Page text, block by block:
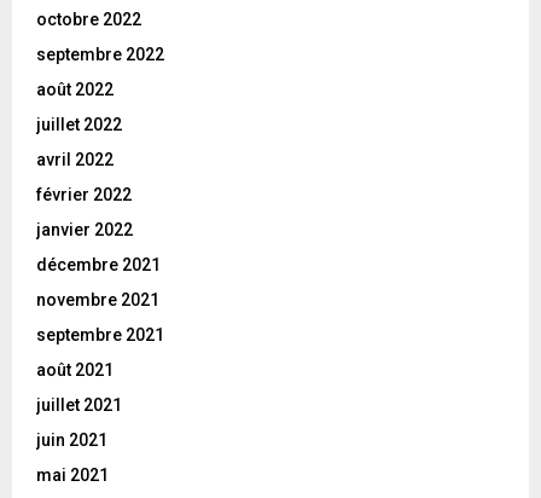
octobre 2022
septembre 2022
août 2022
juillet 2022
avril 2022
février 2022
janvier 2022
décembre 2021
novembre 2021
septembre 2021
août 2021
juillet 2021
juin 2021
mai 2021